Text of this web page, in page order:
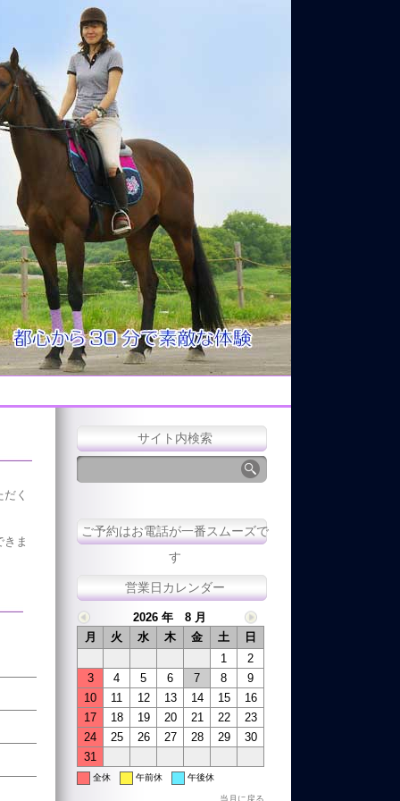
く
ま
サイト内検索
ご予約はお電話が一番スムーズで
す
営業日カレンダー
2026 年 8 月
月
火 水 木 金 土
日
1
2
3
4 5 6 7 8
9
10
11 12 13 14 15
16
17
18 19 20 21 22
23
24
25 26 27 28 29
30
31
全休 午前休 午後休
当月に戻る